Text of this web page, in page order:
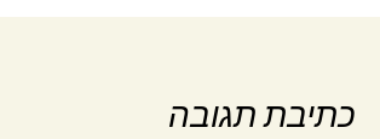
כתיבת תגובה